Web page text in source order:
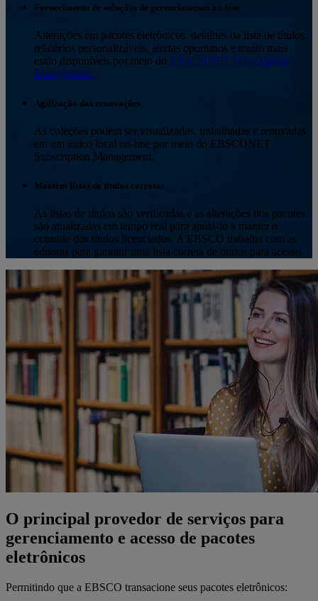
Fornecimento de soluções de gerenciamento on-line
Alterações em pacotes eletrônicos, detalhes da lista de títulos,
relatórios personalizáveis, alertas oportunos e muito mais
estão disponíveis por meio do EBSCONET Subscription
Management.
Agilização das renovações
As coleções podem ser visualizadas, trabalhadas e renovadas
em um único local on-line por meio do EBSCONET
Subscription Management.
Mantém listas de títulos corretas
As listas de títulos são verificadas e as alterações nos pacotes
são atualizadas em tempo real para ajudá-lo a manter o
controle dos títulos licenciados. A EBSCO trabalha com as
editoras para garantir uma lista correta de títulos para acesso.
O principal provedor de serviços para
gerenciamento e acesso de pacotes
eletrônicos
Permitindo que a EBSCO transacione seus pacotes eletrônicos: